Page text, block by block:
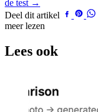
de test →
Deel dit artikel
meer lezen
Lees ook